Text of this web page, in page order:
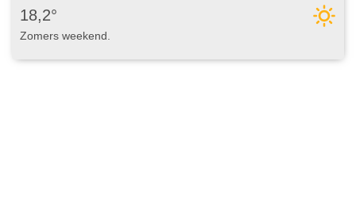
18,2°
Zomers weekend